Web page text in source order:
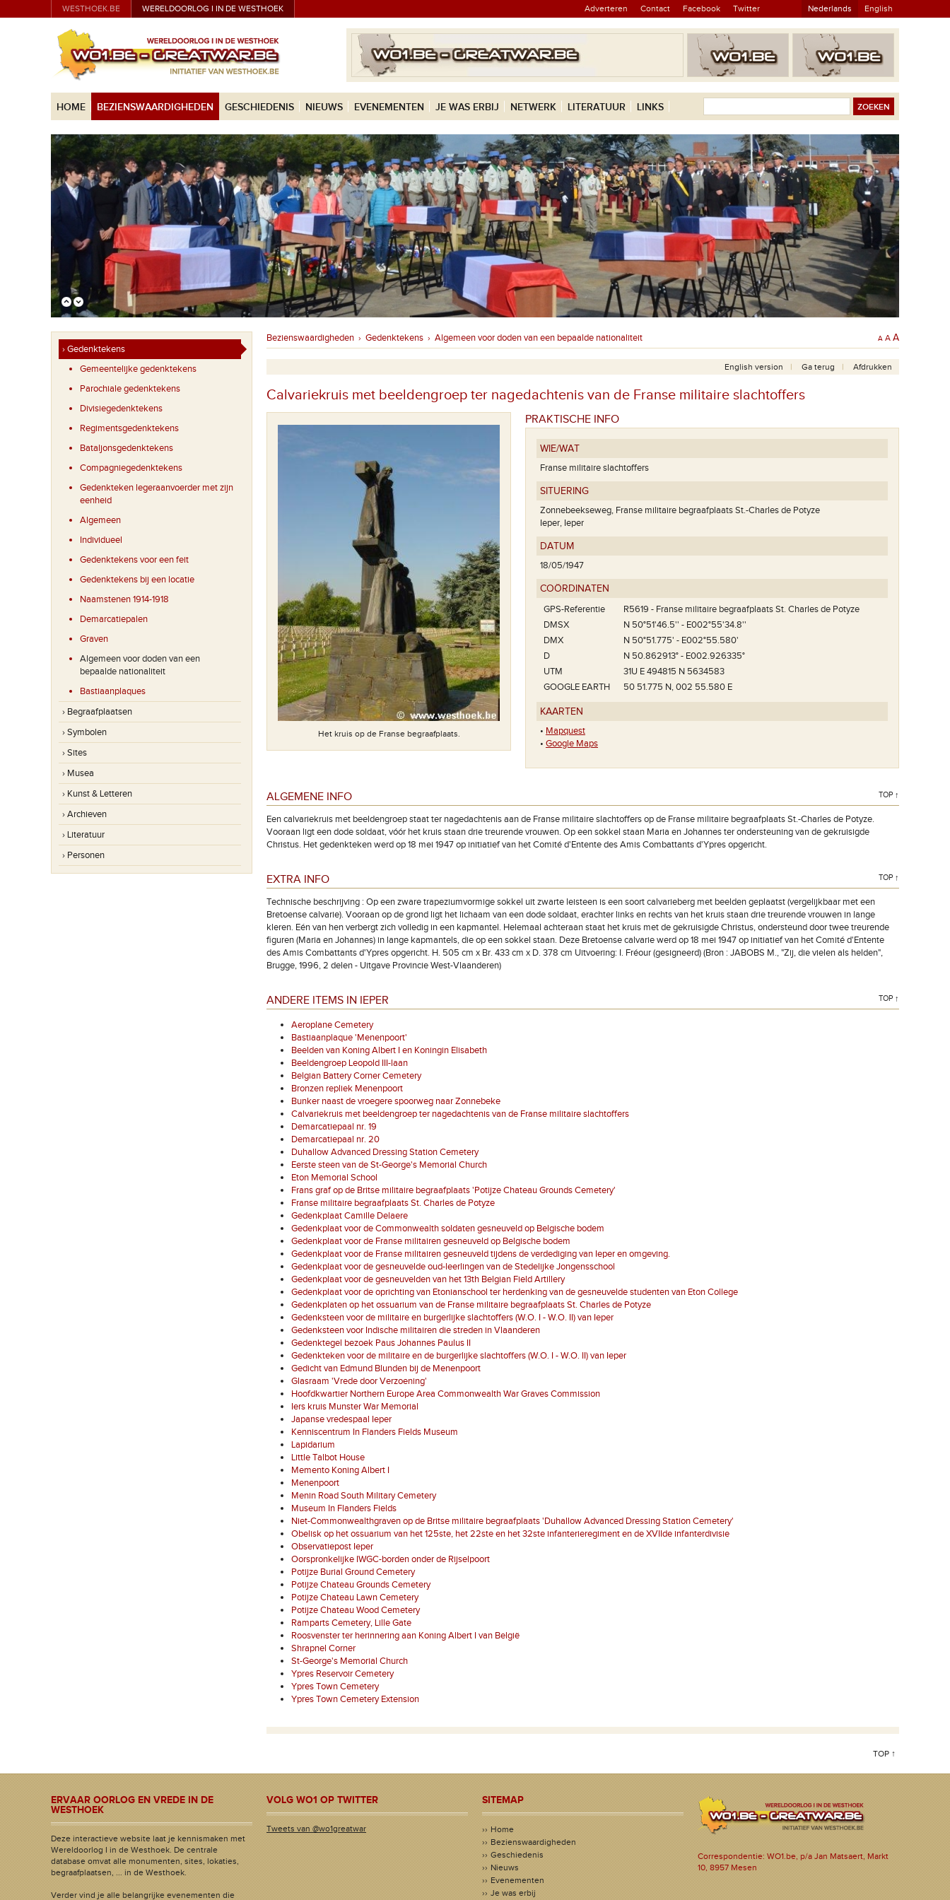
WESTHOEK.BE WERELDOORLOG I IN DE WESTHOEK Adverteren Contact Facebook Twitter Nederlands English
HOME BEZIENSWAARDIGHEDEN GESCHIEDENIS NIEUWS EVENEMENTEN JE WAS ERBIJ NETWERK LITERATUUR LINKS
› Gedenktekens
Gemeentelijke gedenktekens
Parochiale gedenktekens
Divisiegedenktekens
Regimentsgedenktekens
Bataljonsgedenktekens
Compagniegedenktekens
Gedenkteken legeraanvoerder met zijn
eenheid
Algemeen
Individueel
Gedenktekens voor een feit
Gedenktekens bij een locatie
Naamstenen 1914-1918
Demarcatiepalen
Graven
Algemeen voor doden van een
bepaalde nationaliteit
Bastiaanplaques
› Begraafplaatsen
› Symbolen
› Sites
› Musea
› Kunst & Letteren
› Archieven
› Literatuur
› Personen
Bezienswaardigheden › Gedenktekens › Algemeen voor doden van een bepaalde nationaliteit A A A
English version Ga terug Afdrukken
Calvariekruis met beeldengroep ter nagedachtenis van de Franse militaire slachtoffers
Het kruis op de Franse begraafplaats.
PRAKTISCHE INFO
WIE/WAT
Franse militaire slachtoffers
SITUERING
Zonnebeekseweg, Franse militaire begraafplaats St.-Charles de Potyze
Ieper, Ieper
DATUM
18/05/1947
COÖRDINATEN
GPS-Referentie
R5619 - Franse militaire begraafplaats St. Charles de Potyze
DMSX
N 50°51'46.5'' - E002°55'34.8''
DMX
N 50°51.775' - E002°55.580'
D
N 50.862913° - E002.926335°
UTM
31U E 494815 N 5634583
GOOGLE EARTH
50 51.775 N, 002 55.580 E
KAARTEN
• Mapquest
• Google Maps
ALGEMENE INFO TOP ↑
Een calvariekruis met beeldengroep staat ter nagedachtenis aan de Franse militaire slachtoffers op de Franse militaire begraafplaats St.-Charles de Potyze.
Vooraan ligt een dode soldaat, vóór het kruis staan drie treurende vrouwen. Op een sokkel staan Maria en Johannes ter ondersteuning van de gekruisigde
Christus. Het gedenkteken werd op 18 mei 1947 op initiatief van het Comité d'Entente des Amis Combattants d'Ypres opgericht.
EXTRA INFO TOP ↑
Technische beschrijving : Op een zware trapeziumvormige sokkel uit zwarte leisteen is een soort calvarieberg met beelden geplaatst (vergelijkbaar met een
Bretoense calvarie). Vooraan op de grond ligt het lichaam van een dode soldaat, erachter links en rechts van het kruis staan drie treurende vrouwen in lange
kleren. Eén van hen verbergt zich volledig in een kapmantel. Helemaal achteraan staat het kruis met de gekruisigde Christus, ondersteund door twee treurende
figuren (Maria en Johannes) in lange kapmantels, die op een sokkel staan. Deze Bretoense calvarie werd op 18 mei 1947 op initiatief van het Comité d'Entente
des Amis Combattants d'Ypres opgericht. H. 505 cm x Br. 433 cm x D. 378 cm Uitvoering: I. Fréour (gesigneerd) (Bron : JABOBS M., "Zij, die vielen als helden",
Brugge, 1996, 2 delen - Uitgave Provincie West-Vlaanderen)
ANDERE ITEMS IN IEPER TOP ↑
Aeroplane Cemetery
Bastiaanplaque 'Menenpoort'
Beelden van Koning Albert I en Koningin Elisabeth
Beeldengroep Leopold III-laan
Belgian Battery Corner Cemetery
Bronzen repliek Menenpoort
Bunker naast de vroegere spoorweg naar Zonnebeke
Calvariekruis met beeldengroep ter nagedachtenis van de Franse militaire slachtoffers
Demarcatiepaal nr. 19
Demarcatiepaal nr. 20
Duhallow Advanced Dressing Station Cemetery
Eerste steen van de St-George's Memorial Church
Eton Memorial School
Frans graf op de Britse militaire begraafplaats 'Potijze Chateau Grounds Cemetery'
Franse militaire begraafplaats St. Charles de Potyze
Gedenkplaat Camille Delaere
Gedenkplaat voor de Commonwealth soldaten gesneuveld op Belgische bodem
Gedenkplaat voor de Franse militairen gesneuveld op Belgische bodem
Gedenkplaat voor de Franse militairen gesneuveld tijdens de verdediging van Ieper en omgeving.
Gedenkplaat voor de gesneuvelde oud-leerlingen van de Stedelijke Jongensschool
Gedenkplaat voor de gesneuvelden van het 13th Belgian Field Artillery
Gedenkplaat voor de oprichting van Etonianschool ter herdenking van de gesneuvelde studenten van Eton College
Gedenkplaten op het ossuarium van de Franse militaire begraafplaats St. Charles de Potyze
Gedenksteen voor de militaire en burgerlijke slachtoffers (W.O. I - W.O. II) van Ieper
Gedenksteen voor Indische militairen die streden in Vlaanderen
Gedenktegel bezoek Paus Johannes Paulus II
Gedenkteken voor de militaire en de burgerlijke slachtoffers (W.O. I - W.O. II) van Ieper
Gedicht van Edmund Blunden bij de Menenpoort
Glasraam 'Vrede door Verzoening'
Hoofdkwartier Northern Europe Area Commonwealth War Graves Commission
Iers kruis Munster War Memorial
Japanse vredespaal Ieper
Kenniscentrum In Flanders Fields Museum
Lapidarium
Little Talbot House
Memento Koning Albert I
Menenpoort
Menin Road South Military Cemetery
Museum In Flanders Fields
Niet-Commonwealthgraven op de Britse militaire begraafplaats 'Duhallow Advanced Dressing Station Cemetery'
Obelisk op het ossuarium van het 125ste, het 22ste en het 32ste infanterieregiment en de XVIIde infanterdivisie
Observatiepost Ieper
Oorspronkelijke IWGC-borden onder de Rijselpoort
Potijze Burial Ground Cemetery
Potijze Chateau Grounds Cemetery
Potijze Chateau Lawn Cemetery
Potijze Chateau Wood Cemetery
Ramparts Cemetery, Lille Gate
Roosvenster ter herinnering aan Koning Albert I van België
Shrapnel Corner
St-George's Memorial Church
Ypres Reservoir Cemetery
Ypres Town Cemetery
Ypres Town Cemetery Extension
TOP ↑
ERVAAR OORLOG EN VREDE IN DE
WESTHOEK
Deze interactieve website laat je kennismaken met
Wereldoorlog I in de Westhoek. De centrale
database omvat alle monumenten, sites, lokaties,
begraafplaatsen, ... in de Westhoek.
Verder vind je alle belangrijke evenementen die
VOLG WO1 OP TWITTER
Tweets van @wo1greatwar
SITEMAP
Home
Bezienswaardigheden
Geschiedenis
Nieuws
Evenementen
Je was erbij
Correspondentie: WO1.be, p/a Jan Matsaert, Markt
10, 8957 Mesen